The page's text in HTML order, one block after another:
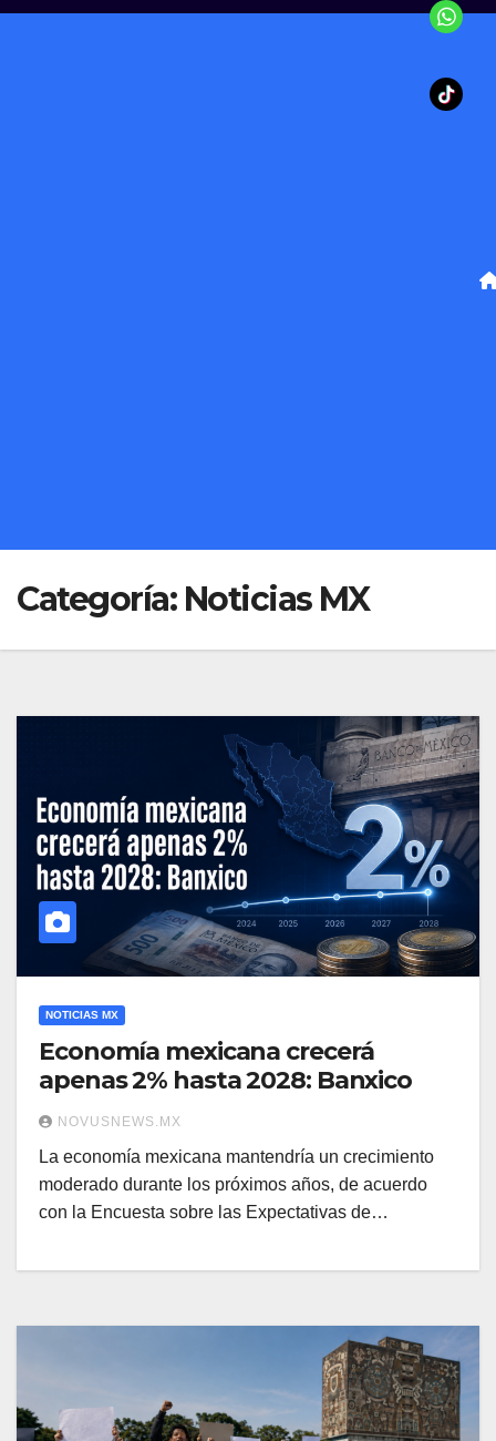
Categoría: Noticias MX
NOTICIAS MX
Economía mexicana crecerá
apenas 2% hasta 2028: Banxico
NOVUSNEWS.MX
La economía mexicana mantendría un crecimiento
moderado durante los próximos años, de acuerdo
con la Encuesta sobre las Expectativas de…